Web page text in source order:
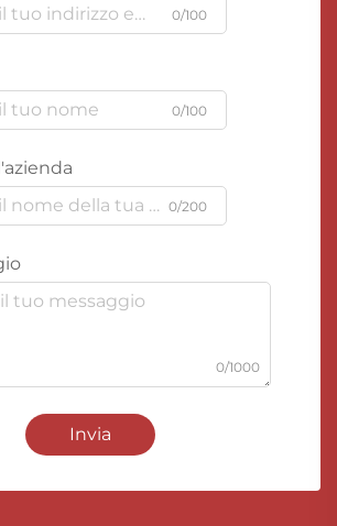
0/100
0/100
0/200
0/1000
Invia